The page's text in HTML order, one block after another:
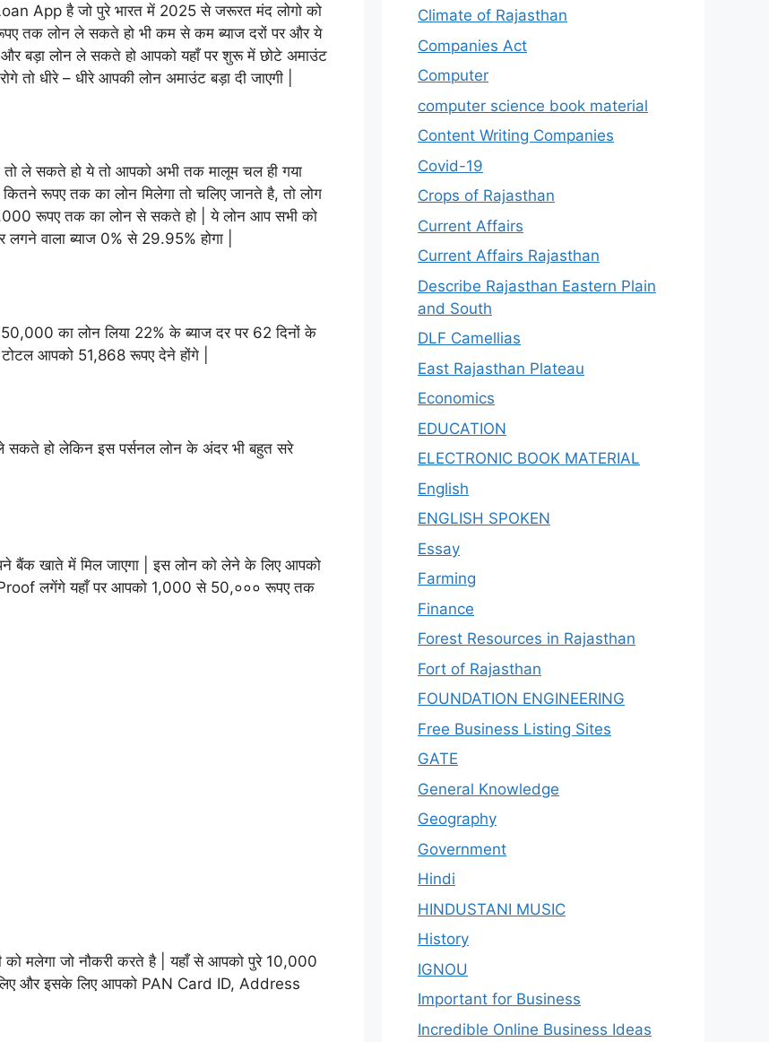
App है जो पुरे भारत में 2025 से जरूरत मंद लोगो को
तक लोन ले सकते हो भी कम से कम ब्याज दरों पर और ये
और बड़ा लोन ले सकते हो आपको यहाँ पर शुरू में छोटे अमाउंट
धीरे – धीरे आपकी लोन अमाउंट बड़ा दी जाएगी |
ले सकते हो ये तो आपको अभी तक मालूम चल ही गया
रूपए तक का लोन मिलेगा तो चलिए जानते है, तो लोग
रूपए तक का लोन से सकते हो | ये लोन आप सभी को
वाला ब्याज 0% से 29.95% होगा |
का लोन लिया 22% के ब्याज दर पर 62 दिनों के
आपको 51,868 रूपए देने होंगे |
हो लेकिन इस पर्सनल लोन के अंदर भी बहुत सरे
खाते में मिल जाएगा | इस लोन को लेने के लिए आपको
लगेंगे यहाँ पर आपको 1,000 से 50,००० रूपए तक
को मलेगा जो नौकरी करते है | यहाँ से आपको पुरे 10,000
और इसके लिए आपको PAN Card ID, Address
Climate of Rajasthan
Companies Act
Computer
computer science book material
Content Writing Companies
Covid-19
Crops of Rajasthan
Current Affairs
Current Affairs Rajasthan
Describe Rajasthan Eastern Plain
and South
DLF Camellias
East Rajasthan Plateau
Economics
EDUCATION
ELECTRONIC BOOK MATERIAL
English
ENGLISH SPOKEN
Essay
Farming
Finance
Forest Resources in Rajasthan
Fort of Rajasthan
FOUNDATION ENGINEERING
Free Business Listing Sites
GATE
General Knowledge
Geography
Government
Hindi
HINDUSTANI MUSIC
History
IGNOU
Important for Business
Incredible Online Business Ideas